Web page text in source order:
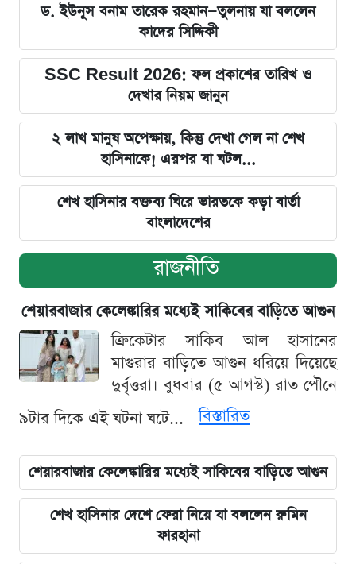
ড. ইউনূস বনাম তারেক রহমান—তুলনায় যা বললেন
কাদের সিদ্দিকী
SSC Result 2026: ফল প্রকাশের তারিখ ও
দেখার নিয়ম জানুন
২ লাখ মানুষ অপেক্ষায়, কিন্তু দেখা গেল না শেখ
হাসিনাকে! এরপর যা ঘটল...
শেখ হাসিনার বক্তব্য ঘিরে ভারতকে কড়া বার্তা
বাংলাদেশের
রাজনীতি
শেয়ারবাজার কেলেঙ্কারির মধ্যেই সাকিবের বাড়িতে আগুন
ক্রিকেটার সাকিব আল হাসানের
মাগুরার বাড়িতে আগুন ধরিয়ে দিয়েছে
দুর্বৃত্তরা। বুধবার (৫ আগস্ট) রাত পৌনে
৯টার দিকে এই ঘটনা ঘটে...
বিস্তারিত
শেয়ারবাজার কেলেঙ্কারির মধ্যেই সাকিবের বাড়িতে আগুন
শেখ হাসিনার দেশে ফেরা নিয়ে যা বললেন রুমিন
ফারহানা